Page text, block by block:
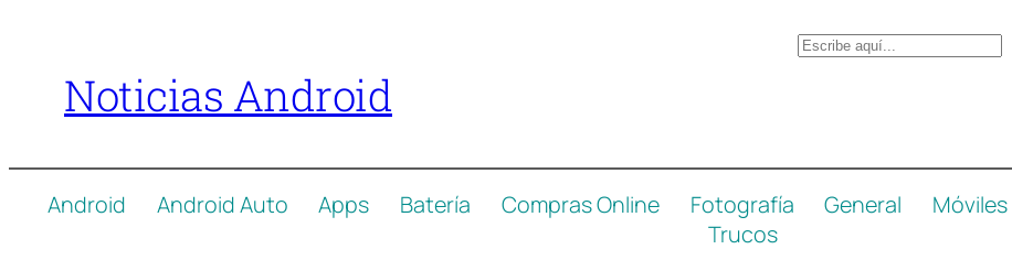
contenido
Noticias Android
B
Android Android Auto Apps Batería Compras Online Fotografía General Móviles
Trucos